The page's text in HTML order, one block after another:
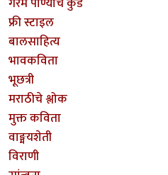
फ्री स्टाइल
बालसाहित्य
भावकविता
भूछत्री
मराठीचे श्लोक
मुक्त कविता
वाङ्मयशेती
विराणी